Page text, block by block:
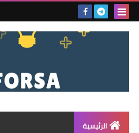
الرئيسية